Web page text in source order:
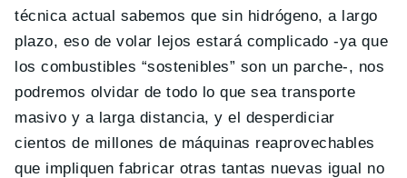
técnica actual sabemos que sin hidrógeno, a largo
plazo, eso de volar lejos estará complicado -ya que
los combustibles “sostenibles” son un parche-, nos
podremos olvidar de todo lo que sea transporte
masivo y a larga distancia, y el desperdiciar
cientos de millones de máquinas reaprovechables
que impliquen fabricar otras tantas nuevas igual no